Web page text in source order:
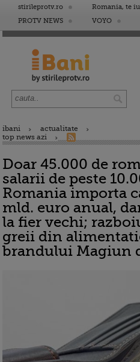
stirileprotv.ro Romania, te
PROTV NEWS
VOYO
ibani
actualitate
top news azi
Doar 45.000 de
salarii de peste
Romania importa
mld. euro anual,
la fier vechi;
greii din
brandului Magiun